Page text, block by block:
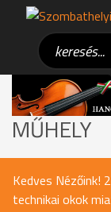
MŰHELY
Kedves Nézőink!
technikai okok